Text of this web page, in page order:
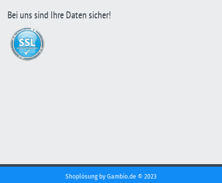
Bei uns sind Ihre Daten sicher!
Shoplösung by Gambio.de © 2023